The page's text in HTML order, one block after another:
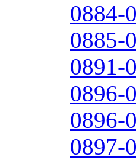
0884-
0885-
0891-
0896-
0896-
0897-